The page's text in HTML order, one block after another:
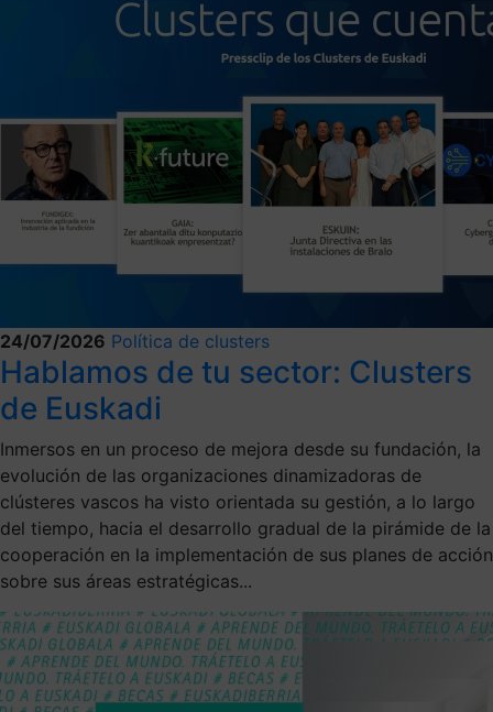
24/07/2026 Política de clusters
Hablamos de tu sector: Clusters
de Euskadi
Inmersos en un proceso de mejora desde su fundación, la
evolución de las organizaciones dinamizadoras de
clústeres vascos ha visto orientada su gestión, a lo largo
del tiempo, hacia el desarrollo gradual de la pirámide de la
cooperación en la implementación de sus planes de acción
sobre sus áreas estratégicas...